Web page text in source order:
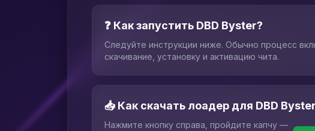
❓ Как запустить DBD Byster?
Следуйте инструкции ниже. Обычно процесс
скачивание, установку и активацию чита.
📥 Как скачать лоадер для DBD
Нажмите кнопку справа, пройдите капчу —